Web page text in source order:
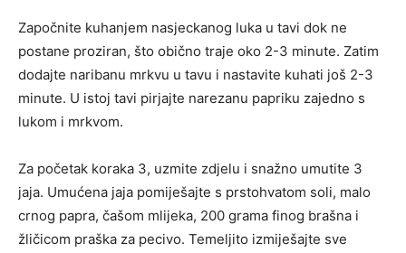
Započnite kuhanjem nasjeckanog luka u tavi dok ne
postane proziran, što obično traje oko 2-3 minute. Zatim
dodajte naribanu mrkvu u tavu i nastavite kuhati još 2-3
minute. U istoj tavi pirjajte narezanu papriku zajedno s
lukom i mrkvom.
Za početak koraka 3, uzmite zdjelu i snažno umutite 3
jaja. Umućena jaja pomiješajte s prstohvatom soli, malo
crnog papra, čašom mlijeka, 200 grama finog brašna i
žličicom praška za pecivo. Temeljito izmiješajte sve